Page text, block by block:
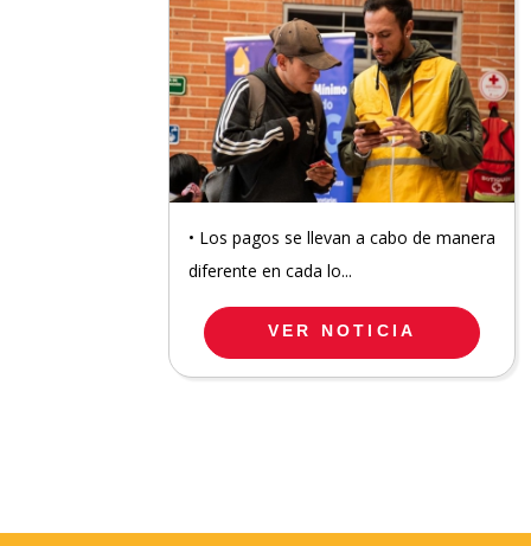
• Los pagos se llevan a cabo de manera
diferente en cada lo...
VER NOTICIA